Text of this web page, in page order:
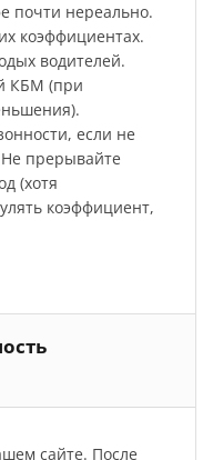
почти нереально.
коэффициентах.
водителей.
КБМ (при
если не
прерывайте
(хотя
коэффициент,
сайте. После